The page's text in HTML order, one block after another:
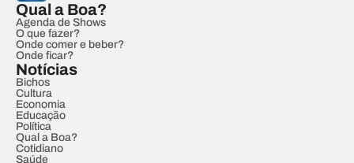
Qual a Boa?
Agenda de Shows
O que fazer?
Onde comer e beber?
Onde ficar?
Notícias
Bichos
Cultura
Economia
Educação
Política
Qual a Boa?
Cotidiano
Saúde